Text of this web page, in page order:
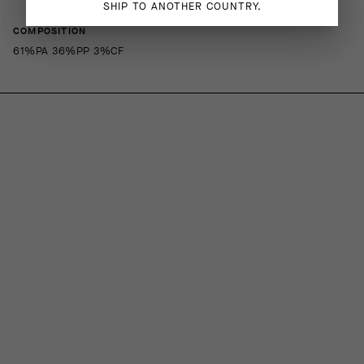
COMPOSITION
61%PA 36%PP 3%CF
SHIP TO ANOTHER COUNTRY.